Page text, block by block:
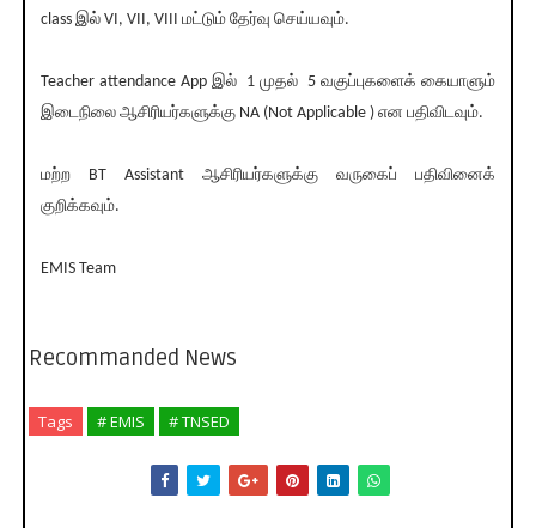
class இல் VI, VII, VIII மட்டும் தேர்வு செய்யவும்.
Teacher attendance App இல் 1 முதல் 5 வகுப்புகளைக் கையாளும்
இடைநிலை ஆசிரியர்களுக்கு NA (Not Applicable ) என பதிவிடவும்.
மற்ற BT Assistant ஆசிரியர்களுக்கு வருகைப் பதிவினைக்
குறிக்கவும்.
EMIS Team
Recommanded News
Tags # EMIS # TNSED